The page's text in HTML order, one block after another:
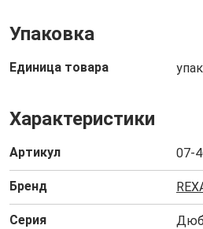
Упаковка
Единица товара
Характеристики
Артикул 07-
Бренд
Серия